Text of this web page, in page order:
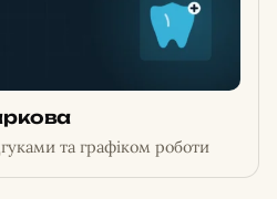
та графіком роботи